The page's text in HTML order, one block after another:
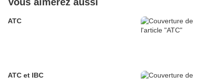
ATC
ATC et IBC